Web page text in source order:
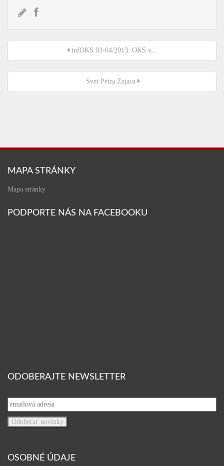
infOKS 03-04/2013: OKS v...
Svet Petra Zajaca
MAPA STRÁNKY
Mapa stránky
PODPORTE NÁS NA FACEBOOKU
ODOBERAJTE NEWSLETTER
OSOBNÉ ÚDAJE